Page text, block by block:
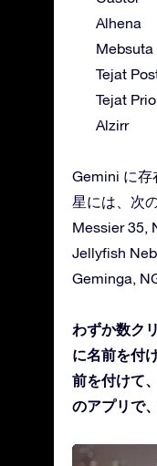
Alhena
Mebsuta
Tejat
Tejat
Alzirr
Gemini に存
星には、次
Messier 35,
Jellyfish
Geminga,
わずか数ク
に名前を付
前を付けて
のアプリで